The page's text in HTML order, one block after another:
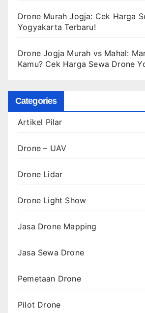
Drone Murah Jogja: Cek Harga
Yogyakarta Terbaru!
Drone Jogja Murah vs Mahal:
Kamu? Cek Harga Sewa Drone
Categories
Artikel Pilar
Drone – UAV
Drone Lidar
Drone Light Show
Jasa Drone Mapping
Jasa Sewa Drone
Pemetaan Drone
Pilot Drone